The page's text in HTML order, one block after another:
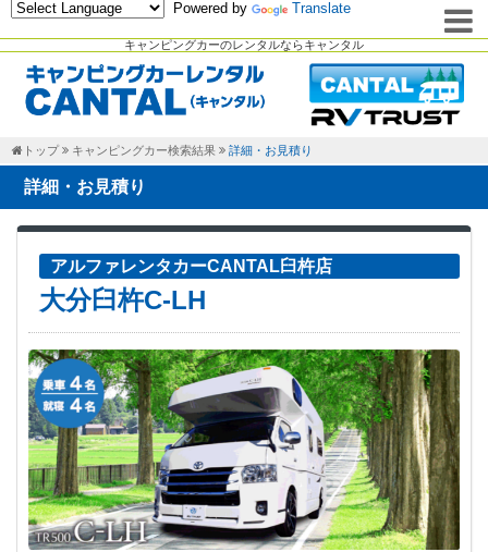
キャンピングカーのレンタルならキャンタル
Powered by Translate
トップ キャンピングカー検索結果 詳細・お見積り
詳細・お見積り
アルファレンタカーCANTAL臼杵店
大分臼杵C-LH